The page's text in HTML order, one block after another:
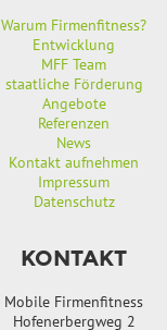
Warum Firmenfitness?
Entwicklung
MFF Team
staatliche Förderung
Angebote
Referenzen
News
Kontakt aufnehmen
Impressum
Datenschutz
KONTAKT
Mobile Firmenfitness
Hofenerbergweg 2